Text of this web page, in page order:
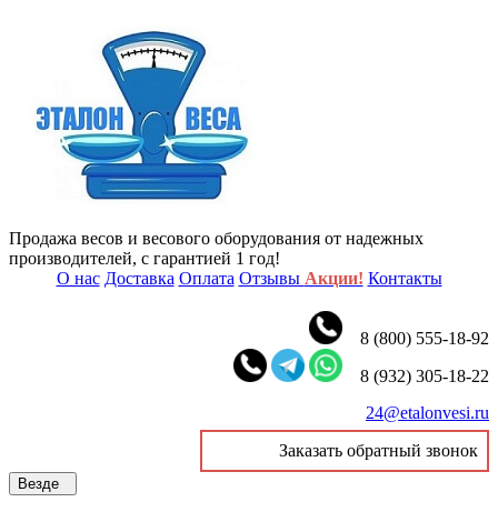
Продажа весов и весового оборудования от надежных
производителей, с гарантией 1 год!
О нас Доставка Оплата Отзывы Акции! Контакты
8 (800) 555-18-92
8 (932) 305-18-22
24@etalonvesi.ru
Заказать обратный звонок
Везде